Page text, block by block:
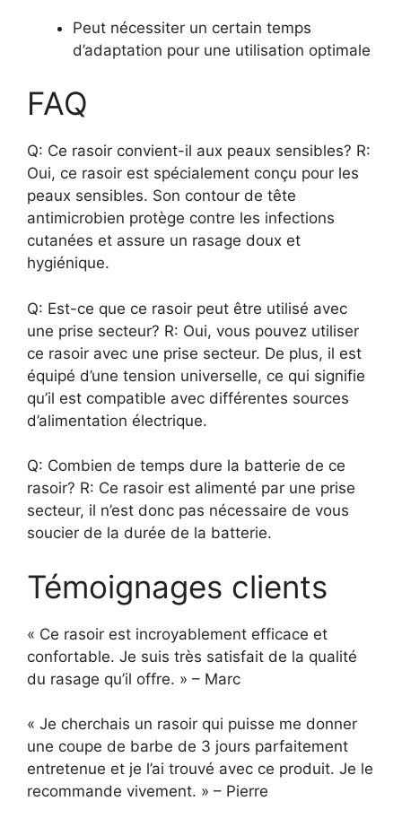
Peut nécessiter un certain temps
d’adaptation pour une utilisation optimale
FAQ
Q: Ce rasoir convient-il aux peaux sensibles? R:
Oui, ce rasoir est spécialement conçu pour les
peaux sensibles. Son contour de tête
antimicrobien protège contre les infections
cutanées et assure un rasage doux et
hygiénique.
Q: Est-ce que ce rasoir peut être utilisé avec
une prise secteur? R: Oui, vous pouvez utiliser
ce rasoir avec une prise secteur. De plus, il est
équipé d’une tension universelle, ce qui signifie
qu’il est compatible avec différentes sources
d’alimentation électrique.
Q: Combien de temps dure la batterie de ce
rasoir? R: Ce rasoir est alimenté par une prise
secteur, il n’est donc pas nécessaire de vous
soucier de la durée de la batterie.
Témoignages clients
« Ce rasoir est incroyablement efficace et
confortable. Je suis très satisfait de la qualité
du rasage qu’il offre. » – Marc
« Je cherchais un rasoir qui puisse me donner
une coupe de barbe de 3 jours parfaitement
entretenue et je l’ai trouvé avec ce produit. Je le
recommande vivement. » – Pierre